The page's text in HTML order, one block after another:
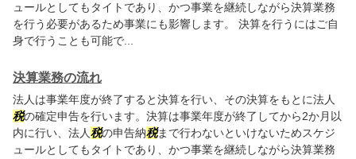
ュールとしてもタイトであり、かつ事業を継続しながら決算業務
を行う必要があるため事業にも影響します。 決算を行うにはご自
身で行うことも可能で...
決算業務の流れ
法人は事業年度が終了すると決算を行い、その決算をもとに法人
税の確定申告を行います。決算は事業年度が終了してから2か月以
内に行い、法人税の申告納税まで行わないといけないためスケジ
ュールとしてもタイトであり、かつ事業を継続しながら決算業務